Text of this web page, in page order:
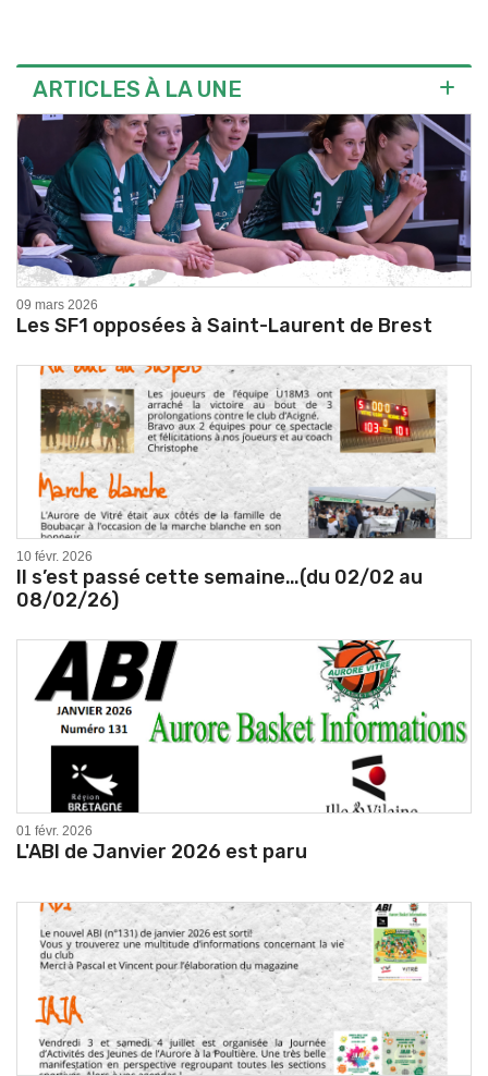
ARTICLES À LA UNE
09 mars 2026
Les SF1 opposées à Saint-Laurent de Brest
10 févr. 2026
Il s’est passé cette semaine…(du 02/02 au
08/02/26)
01 févr. 2026
L'ABI de Janvier 2026 est paru